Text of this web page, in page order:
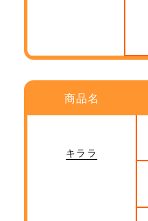
商品名
キララ